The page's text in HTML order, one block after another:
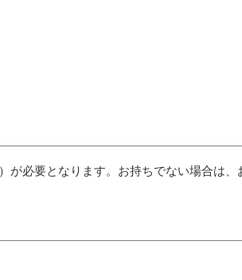
が必要となります。お持ちでない場合は、